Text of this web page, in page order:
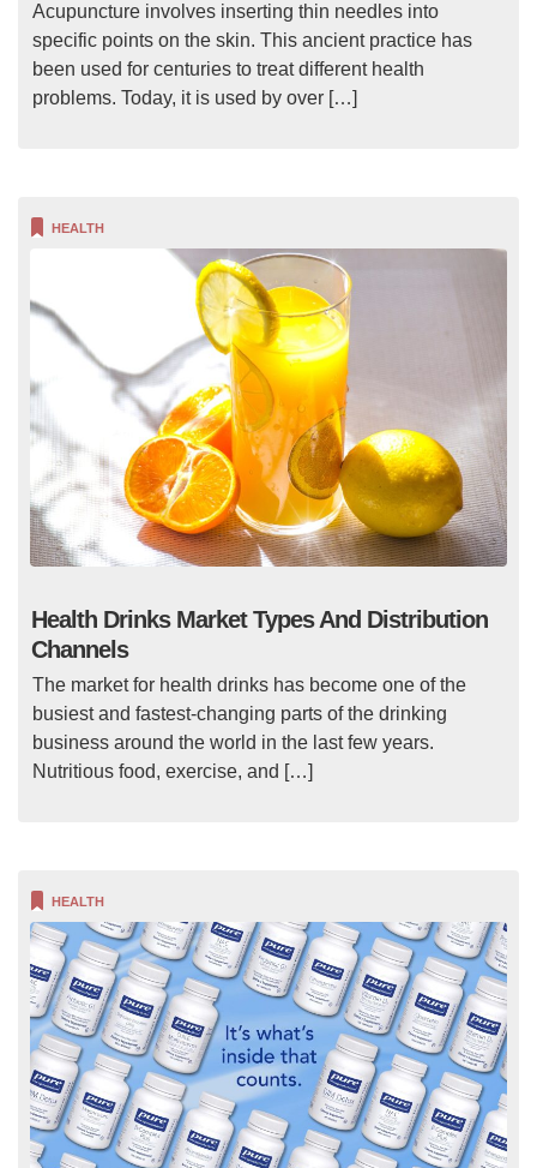
Acupuncture involves inserting thin needles into
specific points on the skin. This ancient practice has
been used for centuries to treat different health
problems. Today, it is used by over […]
HEALTH
Health Drinks Market Types And Distribution
Channels
The market for health drinks has become one of the
busiest and fastest-changing parts of the drinking
business around the world in the last few years.
Nutritious food, exercise, and […]
HEALTH